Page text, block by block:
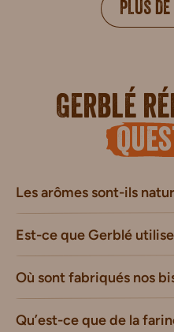
PLUS
Gerblé
Les arômes sont-ils
Est-ce que Gerblé
Où sont fabriqués nos
Qu’est-ce que de la